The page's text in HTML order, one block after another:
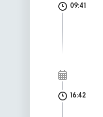
09:41
16:42